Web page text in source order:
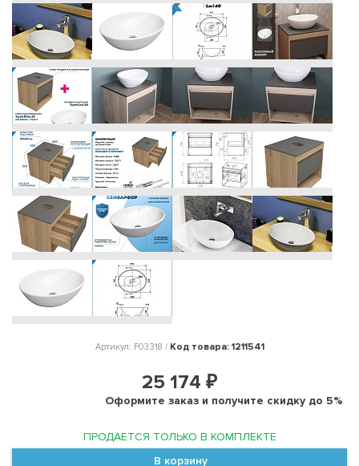
Артикул: F03318 / Код товара: 1211541
25 174 ₽
Оформите заказ и получите скидку до 5%
ПРОДАЕТСЯ ТОЛЬКО В КОМПЛЕКТЕ
В корзину